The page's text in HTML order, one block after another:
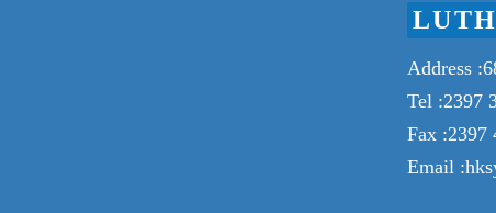
Address
Tel :2397
Fax :2397
Email